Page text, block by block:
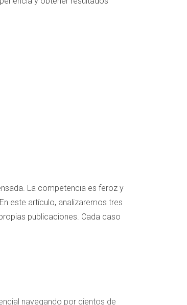
La competencia es feroz y
este artículo, analizaremos tres
publicaciones. Cada caso
navegando por cientos de